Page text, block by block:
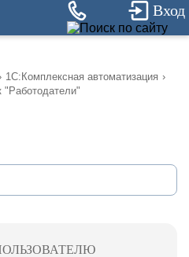
Вход
1С:Комплексная автоматизация ›
"Работодатели"